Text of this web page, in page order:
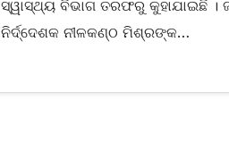
ସ୍ୱାସ୍ଥ୍ୟ ବିଭାଗ ତରଫରୁ କୁହାଯାଇଛି ।
ନିର୍ଦ୍ଦେଶକ ନୀଳକଣ୍ଠ ମିଶ୍ରଙ୍କ…